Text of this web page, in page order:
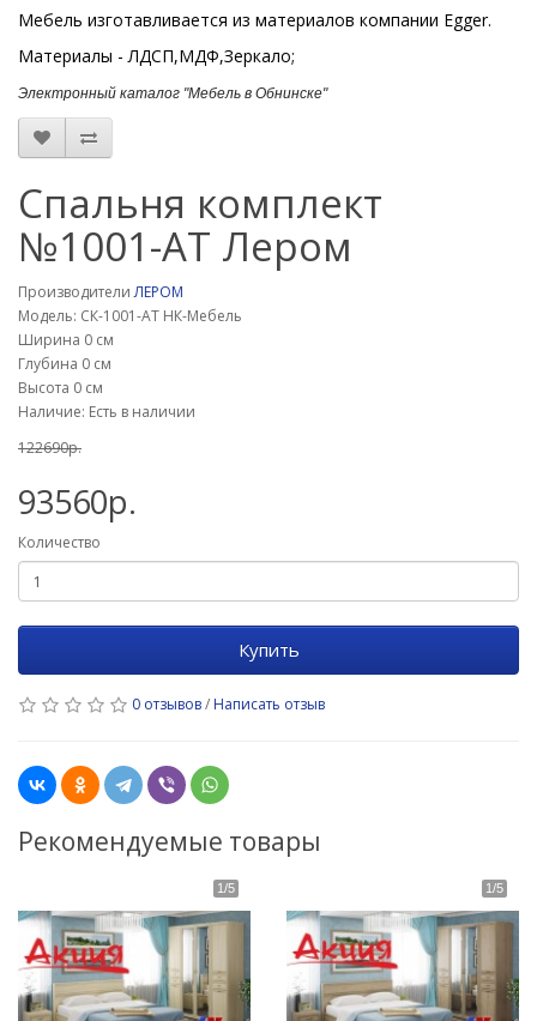
Мебель изготавливается из материалов компании Egger.
Материалы - ЛДСП,МДФ,Зеркало;
Электронный каталог "Мебель в Обнинске"
Спальня комплект
№1001-АТ Лером
ПроизводителиЛЕРОМ
Модель: СК-1001-АТ НК-Мебель
Ширина 0 см
Глубина 0 см
Высота 0 см
Наличие: Есть в наличии
122690р.
93560р.
Количество
Купить
0 отзывов/ Написать отзыв
Рекомендуемые товары